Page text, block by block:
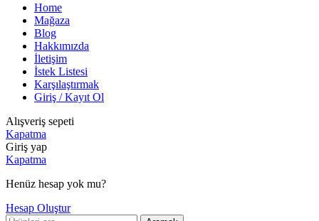
Home
Mağaza
Blog
Hakkımızda
İletişim
İstek Listesi
Karşılaştırmak
Giriş / Kayıt Ol
Alışveriş sepeti
Kapatma
Giriş yap
Kapatma
Henüz hesap yok mu?
Hesap Oluştur